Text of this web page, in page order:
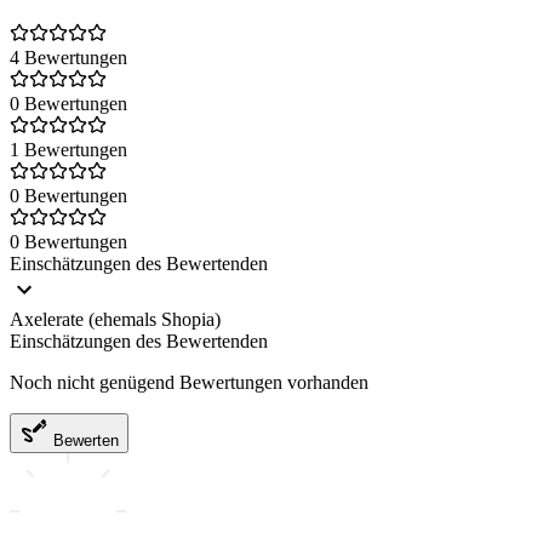
4 Bewertungen
0 Bewertungen
1 Bewertungen
0 Bewertungen
0 Bewertungen
Einschätzungen des Bewertenden
Axelerate (ehemals Shopia)
Einschätzungen des Bewertenden
Noch nicht genügend Bewertungen vorhanden
Bewerten